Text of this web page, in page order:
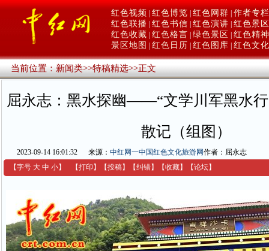
红色视频 红色博览 红色网群 作者专栏
红色联播 红色书信 红色演讲 红色景区
红色收藏 红色格言 绿色景区
红色精神
景区地图
红色日历 红色图库 红色文化
当前位置：新闻类>>特稿精选>>正文
屈永志：黑水探幽——“文学川军黑水
散记（组图）
2023-09-14 16:01:32 来源： 中红网一中国红色文化旅游网作者：屈永志
【字号 大 中 小】 【打印 】 【投稿】 【纠错】 【收藏】 【论坛】